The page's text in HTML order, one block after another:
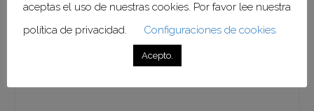
aceptas el uso de nuestras cookies. Por favor lee nuestra
política de privacidad.
Configuraciones de cookies.
Acepto.